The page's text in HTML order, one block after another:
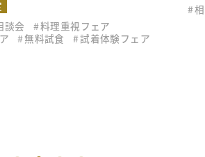
談会
料理重視フェア
無料試食 試着体験フェア